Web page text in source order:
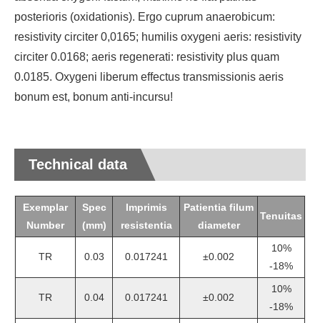
posterioris (oxidationis). Ergo cuprum anaerobicum:
resistivity circiter 0,0165; humilis oxygeni aeris: resistivity
circiter 0.0168; aeris regenerati: resistivity plus quam
0.0185. Oxygeni liberum effectus transmissionis aeris
bonum est, bonum anti-incursu!
Technical data
Exemplar
Number
Spec
(mm)
Imprimis
resistentia
Patientia filum
diameter
Tenuitas
TR 0.03 0.017241 ±0.002
10%
-18%
TR 0.04 0.017241 ±0.002
10%
-18%